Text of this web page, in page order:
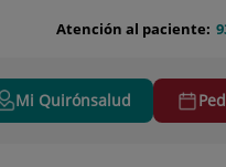
Atención al paciente:
Mi Quirónsalud